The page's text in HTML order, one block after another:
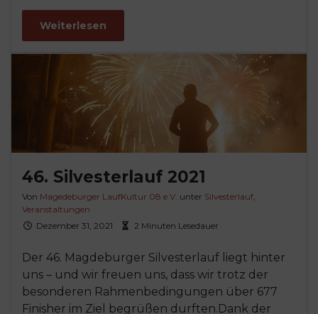
Weiterlesen
46. Silvesterlauf 2021
Von Magedeburger LaufKultur 08 e.V. unter Silvesterlauf
Veranstaltungen
Dezember 31, 2021
2 Minuten Lesedauer
Der 46. Magdeburger Silvesterlauf liegt hinter
uns – und wir freuen uns, dass wir trotz der
besonderen Rahmenbedingungen über 677
Finisher im Ziel begrüßen durften.Dank der